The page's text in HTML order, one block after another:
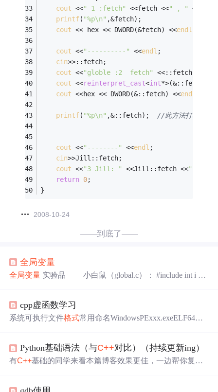
cout <<" 1 :fetch" <<fetch <<" , "
printf( "%p\n" ,&fetch);
cout << hex << DWORD(&fetch) <<endl
cout <<"----------" <<endl ;
cin>>::fetch;
cout <<"globle :2  fetch" <<::fetch <<
cout <<reinterpret_cast<int*>(&::fetch)
cout <<hex << DWORD(&::fetch) <<endl
printf( "%p\n" ,&::fetch); //此方法打印全局
cout <<"--------" <<endl ;
cin>>Jill::fetch;
cout <<"3 Jill: " <<Jill::fetch <<","
return 0;
}
2008-10-24
——到底了——
全局变量
全局变量
结果我不关心，我关心的是 i 最后变成了什么。 反汇编
这次悟空的火眼金睛也不给力了（后面我
cpp虚函数学习
系统可执行文件格式常用命名WindowsPExxx.exeELF64无
Python基础语法（与C++对比）（持续更新ing）
有C++基础的同学来看本篇博客效果更佳，一边帮你复习